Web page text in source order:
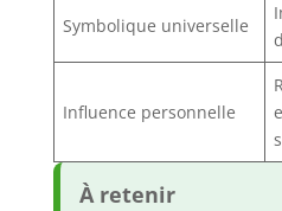
Symbolique universelle
Influence personnelle
À retenir